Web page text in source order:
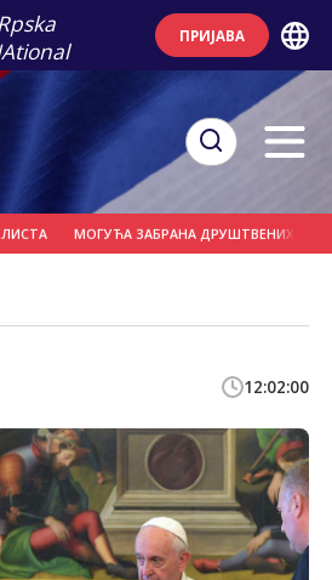
ПРИЈАВА
МОГУЋА ЗАБРАНА ДРУШТВЕНИХ МРЕЖА
12:02:00